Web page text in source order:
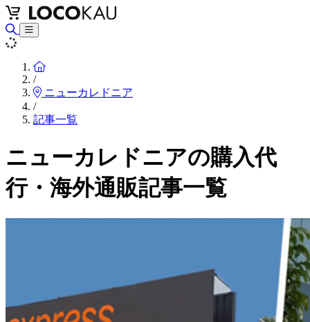
Home
/
ニューカレドニア
/
記事一覧
ニューカレドニアの購入代
行・海外通販記事一覧